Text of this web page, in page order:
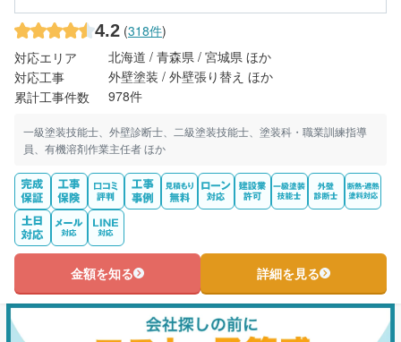
4.2 (318件)
対応エリア
北海道 / 青森県 / 宮城県 ほか
対応工事
外壁塗装 / 外壁張り替え ほか
累計工事件数
978件
一級塗装技能士、外壁診断士、二級塗装技能士、塗装科・職業訓練指導
員、有機溶剤作業主任者 ほか
金額を知る 詳細を見る